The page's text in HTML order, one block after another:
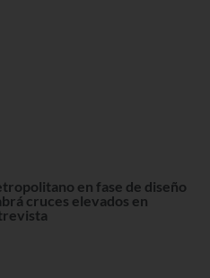
en fase de diseño
cruces elevados en